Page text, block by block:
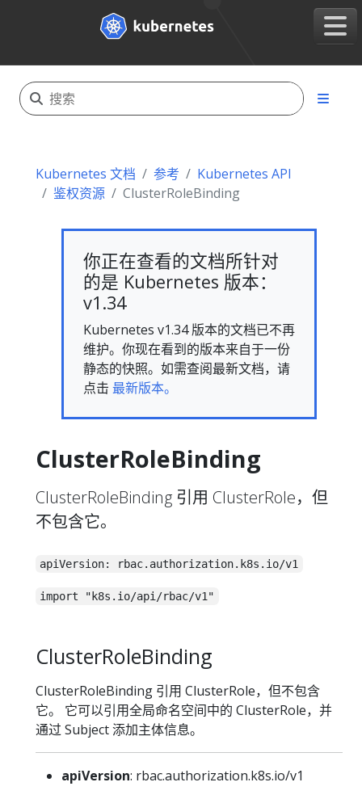
Kubernetes 文档 参考
Kubernetes API
鉴权资源
ClusterRoleBinding
你正在查看的文档所针对
的是 Kubernetes 版本：
v1.34
Kubernetes v1.34 版本的文档已不再
维护。你现在看到的版本来自于一份
静态的快照。如需查阅最新文档，请
点击 最新版本。
ClusterRoleBinding
ClusterRoleBinding 引用 ClusterRole，但
不包含它。
apiVersion: rbac.authorization.k8s.io/v1
import "k8s.io/api/rbac/v1"
ClusterRoleBinding
ClusterRoleBinding 引用 ClusterRole，但不包含
它。 它可以引用全局命名空间中的 ClusterRole，并
通过 Subject 添加主体信息。
apiVersion: rbac.authorization.k8s.io/v1